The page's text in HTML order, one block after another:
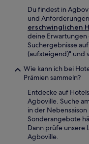
können
zusätzliche
Bedingungen
gelten.
Du findest in
und
erschwinglichen
deine
Suchergebnisse
(aufsteigend)" und
Wie kann ich bei
Prämien sammeln?
Entdecke auf
Agboville. Suche
in der
Sonderangebote
Dann prüfe unsere
Agboville.